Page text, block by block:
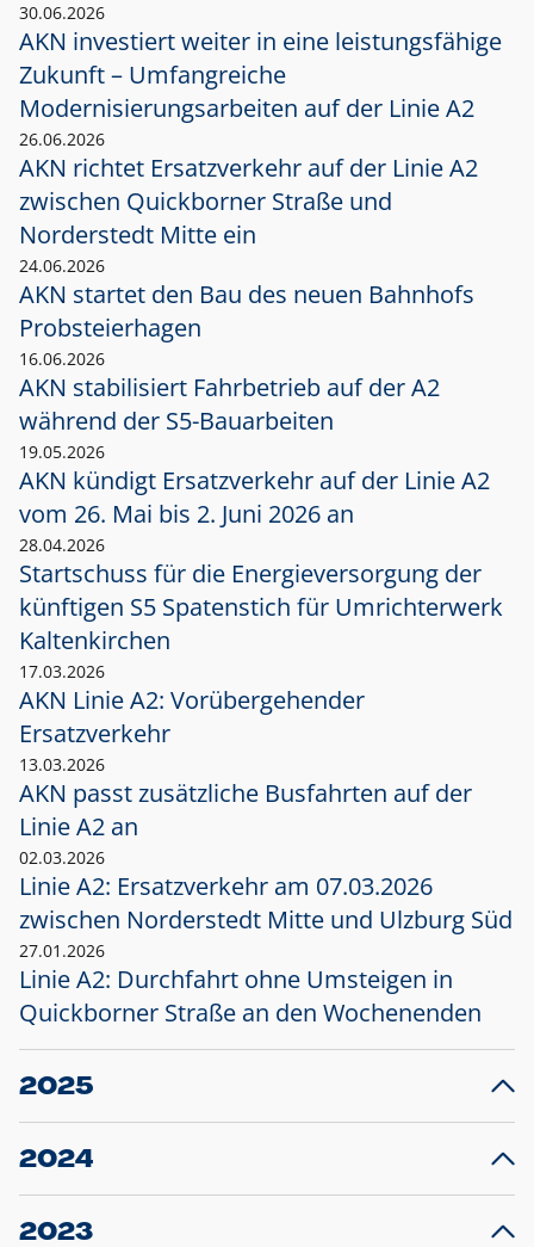
30.06.2026
AKN investiert weiter in eine leistungsfähige
Zukunft – Umfangreiche
Modernisierungsarbeiten auf der Linie A2
26.06.2026
AKN richtet Ersatzverkehr auf der Linie A2
zwischen Quickborner Straße und
Norderstedt Mitte ein
24.06.2026
AKN startet den Bau des neuen Bahnhofs
Probsteierhagen
16.06.2026
AKN stabilisiert Fahrbetrieb auf der A2
während der S5-Bauarbeiten
19.05.2026
AKN kündigt Ersatzverkehr auf der Linie A2
vom 26. Mai bis 2. Juni 2026 an
28.04.2026
Startschuss für die Energieversorgung der
künftigen S5 Spatenstich für Umrichterwerk
Kaltenkirchen
17.03.2026
AKN Linie A2: Vorübergehender
Ersatzverkehr
13.03.2026
AKN passt zusätzliche Busfahrten auf der
Linie A2 an
02.03.2026
Linie A2: Ersatzverkehr am 07.03.2026
zwischen Norderstedt Mitte und Ulzburg Süd
27.01.2026
Linie A2: Durchfahrt ohne Umsteigen in
Quickborner Straße an den Wochenenden
2025
23.12.2025
Projekt S5: Start der Bauarbeiten am
2024
10.12.2024
Großprojekt S5: Sperrung der Bahnstraße in
2023